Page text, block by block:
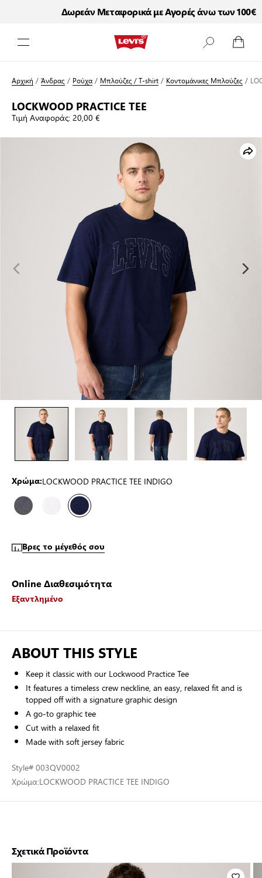
Δωρεάν Μεταφορικά με Αγορές άνω των 100€
Αρχική /Άνδρας / Ρούχα/ Μπλούζες / T-shirt/ Κοντομάνικες Μπλούζες /
LOCKWOOD PRACTICE TEE
Τιμή Αναφοράς:20,00 €
Χρώμα:LOCKWOOD PRACTICE TEE INDIGO
Βρες το μέγεθός σου
Online Διαθεσιμότητα
Εξαντλημένο
ABOUT THIS STYLE
Keep it classic with our Lockwood Practice Tee
It features a timeless crew neckline, an easy, relaxed fit and is
topped off with a signature graphic design
A go-to graphic tee
Cut with a relaxed fit
Made with soft jersey fabric
Style# 003QV0002
Χρώμα:LOCKWOOD PRACTICE TEE INDIGO
Σχετικά Προϊόντα